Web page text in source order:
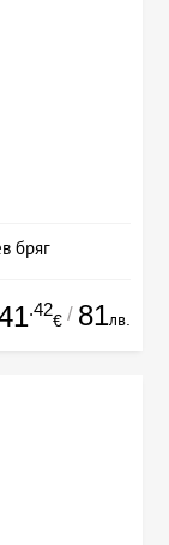
бряг
.42
€ / 81лв.